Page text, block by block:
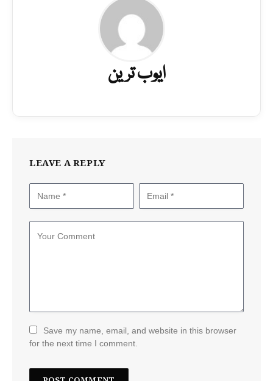
ایوب ترین
LEAVE A REPLY
Save my name, email, and website in this browser
for the next time I comment.